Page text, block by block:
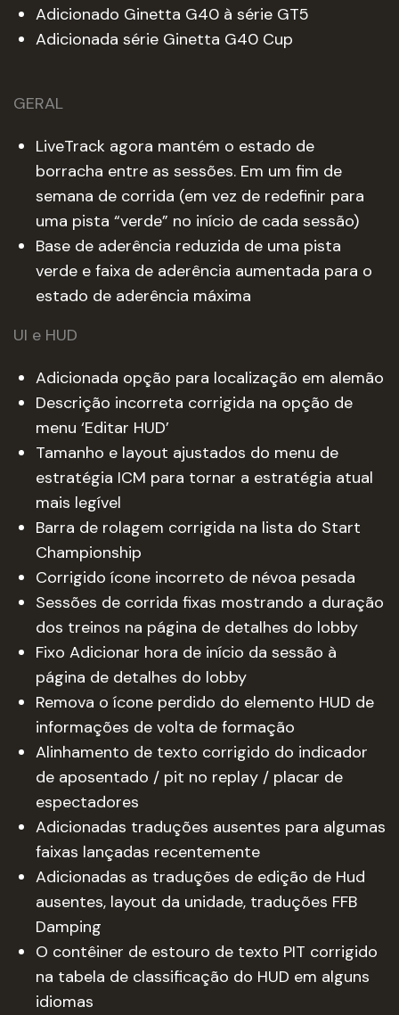
Adicionado Ginetta G40 à série GT5
Adicionada série Ginetta G40 Cup
GERAL
LiveTrack agora mantém o estado de
borracha entre as sessões. Em um fim de
semana de corrida (em vez de redefinir para
uma pista “verde” no início de cada sessão)
Base de aderência reduzida de uma pista
verde e faixa de aderência aumentada para o
estado de aderência máxima
UI e HUD
Adicionada opção para localização em alemão
Descrição incorreta corrigida na opção de
menu ‘Editar HUD’
Tamanho e layout ajustados do menu de
estratégia ICM para tornar a estratégia atual
mais legível
Barra de rolagem corrigida na lista do Start
Championship
Corrigido ícone incorreto de névoa pesada
Sessões de corrida fixas mostrando a duração
dos treinos na página de detalhes do lobby
Fixo Adicionar hora de início da sessão à
página de detalhes do lobby
Remova o ícone perdido do elemento HUD de
informações de volta de formação
Alinhamento de texto corrigido do indicador
de aposentado / pit no replay / placar de
espectadores
Adicionadas traduções ausentes para algumas
faixas lançadas recentemente
Adicionadas as traduções de edição de Hud
ausentes, layout da unidade, traduções FFB
Damping
O contêiner de estouro de texto PIT corrigido
na tabela de classificação do HUD em alguns
idiomas